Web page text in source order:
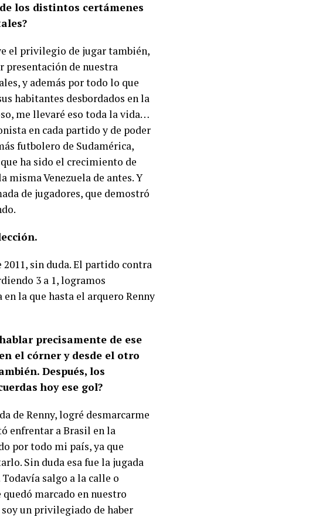
los distintos certámenes
el privilegio de jugar también,
presentación de nuestra
y además por todo lo que
habitantes desbordados en la
me llevaré eso toda la vida…
en cada partido y de poder
futbolero de Sudamérica,
ha sido el crecimiento de
misma Venezuela de antes. Y
de jugadores, que demostró
sin duda. El partido contra
3 a 1, logramos
la que hasta el arquero Renny
precisamente de ese
el córner y desde el otro
Después, los
hoy ese gol?
de Renny, logré desmarcarme
enfrentar a Brasil en la
por todo mi país, ya que
Sin duda esa fue la jugada
salgo a la calle o
marcado en nuestro
un privilegiado de haber